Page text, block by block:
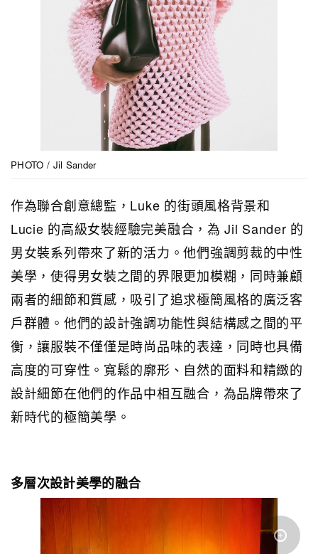
PHOTO / Jil Sander
作為聯合創意總監，Luke 的街頭風格背景和
Lucie 的高級女裝經驗完美融合，為 Jil Sander 的
男女裝系列帶來了新的活力。他們強調剪裁的中性
美學，使得男女裝之間的界限更加模糊，同時兼顧
兩者的細節和質感，吸引了追求極簡風格的廣泛客
戶群體。他們的設計強調功能性與結構感之間的平
衡，讓服裝不僅僅是時尚品味的表達，同時也具備
高度的可穿性。寬鬆的廓形、自然的面料和精緻的
設計細節在他們的作品中相互融合，為品牌帶來了
新時代的極簡美學。
多層次設計美學的融合